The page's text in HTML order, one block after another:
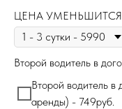
ЦЕНА
Второй водитель в
Второй водитель в
аренды) - 749руб.